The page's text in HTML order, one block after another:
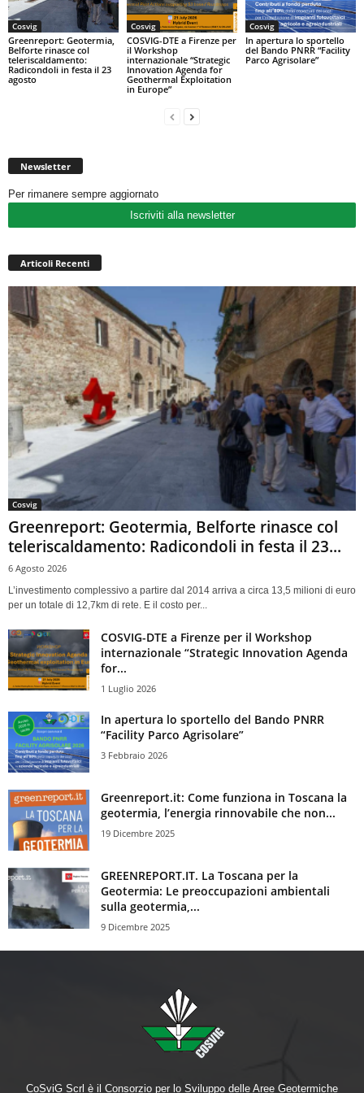
Cosvig
Greenreport: Geotermia,
Belforte rinasce col
teleriscaldamento:
Radicondoli in festa il 23
agosto
Cosvig
COSVIG-DTE a Firenze per
il Workshop
internazionale “Strategic
Innovation Agenda for
Geothermal Exploitation
in Europe”
Cosvig
In apertura lo sportello
del Bando PNRR “Facility
Parco Agrisolare”
Newsletter
Per rimanere sempre aggiornato
Iscriviti alla newsletter
Articoli Recenti
Cosvig
Greenreport: Geotermia, Belforte rinasce col
teleriscaldamento: Radicondoli in festa il 23...
6 Agosto 2026
L’investimento complessivo a partire dal 2014 arriva a circa 13,5 milioni di euro
per un totale di 12,7km di rete. E il costo per...
COSVIG-DTE a Firenze per il Workshop
internazionale “Strategic Innovation Agenda
for...
1 Luglio 2026
In apertura lo sportello del Bando PNRR
“Facility Parco Agrisolare”
3 Febbraio 2026
Greenreport.it: Come funziona in Toscana la
geotermia, l’energia rinnovabile che non...
19 Dicembre 2025
GREENREPORT.IT. La Toscana per la
Geotermia: Le preoccupazioni ambientali
sulla geotermia,...
9 Dicembre 2025
CoSviG Scrl è il Consorzio per lo Sviluppo delle Aree Geotermiche